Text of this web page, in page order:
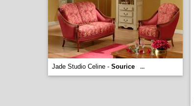
Jade Studio Celine - Sourice ...